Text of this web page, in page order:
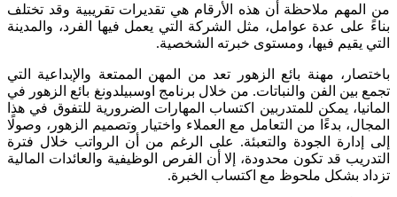
من المهم ملاحظة أن هذه الأرقام هي تقديرات تقريبية وقد تختلف
بناءً على عدة عوامل، مثل الشركة التي يعمل فيها الفرد، والمدينة
التي يقيم فيها، ومستوى خبرته الشخصية.
باختصار، مهنة بائع الزهور تعد من المهن الممتعة والإبداعية التي
تجمع بين الفن والنباتات. من خلال برنامج اوسبيلدونغ بائع الزهور في
المانيا، يمكن للمتدربين اكتساب المهارات الضرورية للتفوق في هذا
المجال، بدءًا من التعامل مع العملاء واختيار وتصميم الزهور، وصولًا
إلى إدارة الجودة والتعبئة. على الرغم من أن الرواتب خلال فترة
التدريب قد تكون محدودة، إلا أن الفرص الوظيفية والعائدات المالية
تزداد بشكل ملحوظ مع اكتساب الخبرة.